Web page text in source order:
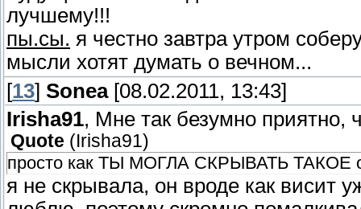
лучшему!!!
пы.сы. я честно завтра утром
мысли хотят думать о вечном...
[13] Sonea[08.02.2011, 13:43]
Irisha91, Мне так безумно приятно,
Quote ( Irisha91)
просто как ТЫ МОГЛА СКРЫВАТЬ ТАКОЕ
я не скрывала, он вроде как висит